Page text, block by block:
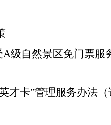
级自然景区免门票服
才卡”管理服务办法（